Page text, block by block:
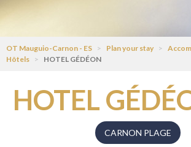
OT Mauguio-Carnon - ES > Plan your stay >
Hôtels > HOTEL GÉDÉON
HOTEL
CARNON PLAGE